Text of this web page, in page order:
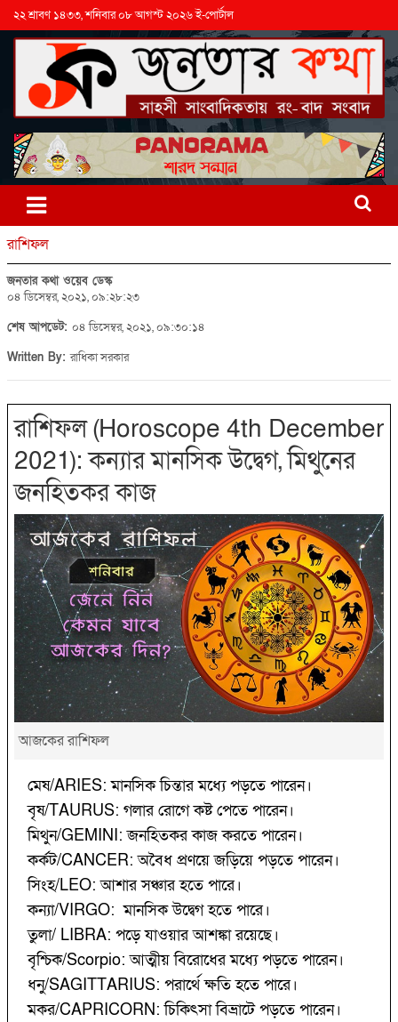
২২ শ্রাবণ ১৪৩৩, শনিবার ০৮ আগস্ট ২০২৬ ই-পোর্টাল
রাশিফল
জনতার কথা ওয়েব ডেস্ক
০৪ ডিসেম্বর, ২০২১, ০৯:২৮:২৩
শেষ আপডেট: ০৪ ডিসেম্বর, ২০২১, ০৯:৩০:১৪
Written By:রাধিকা সরকার
রাশিফল (Horoscope 4th December
2021): কন্যার মানসিক উদ্বেগ, মিথুনের
জনহিতকর কাজ
আজকের রাশিফল
মেষ/ARIES: মানসিক চিন্তার মধ্যে পড়তে পারেন।
বৃষ/TAURUS: গলার রোগে কষ্ট পেতে পারেন।
মিথুন/GEMINI: জনহিতকর কাজ করতে পারেন।
কর্কট/CANCER: অবৈধ প্রণয়ে জড়িয়ে পড়তে পারেন।
সিংহ/LEO: আশার সঞ্চার হতে পারে।
কন্যা/VIRGO: মানসিক উদ্বেগ হতে পারে।
তুলা/ LIBRA: পড়ে যাওয়ার আশঙ্কা রয়েছে।
বৃশ্চিক/Scorpio: আত্মীয় বিরোধের মধ্যে পড়তে পারেন।
ধনু/SAGITTARIUS: পরার্থে ক্ষতি হতে পারে।
মকর/CAPRICORN: চিকিৎসা বিভ্রাটে পড়তে পারেন।